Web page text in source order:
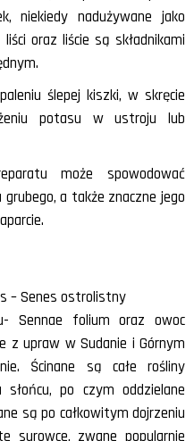
niekiedy nadużywane jako
oraz liście są składnikami
ślepej kiszki, w skręcie
potasu w ustroju lub
może spowodować
a także znaczne jego
– Senes ostrolistny
Sennae folium oraz owoc
z upraw w Sudanie i Górnym
Ścinane są całe rośliny
po czym oddzielane
są po całkowitym dojrzeniu
surowce, zwane popularnie